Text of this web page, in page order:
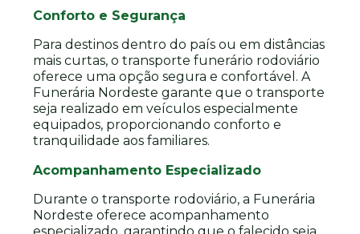
Conforto e Segurança
Para destinos dentro do país ou em distâncias
mais curtas, o transporte funerário rodoviário
oferece uma opção segura e confortável. A
Funerária Nordeste garante que o transporte
seja realizado em veículos especialmente
equipados, proporcionando conforto e
tranquilidade aos familiares.
Acompanhamento Especializado
Durante o transporte rodoviário, a Funerária
Nordeste oferece acompanhamento